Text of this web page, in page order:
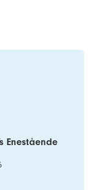
Enestående